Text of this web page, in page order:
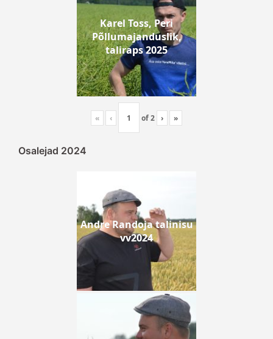
Karel Toss, Peri
Põllumajanduslik,
taliraps 2025
« ‹ of2 › »
Osalejad 2024
Andre Randoja talinisu
vv2024